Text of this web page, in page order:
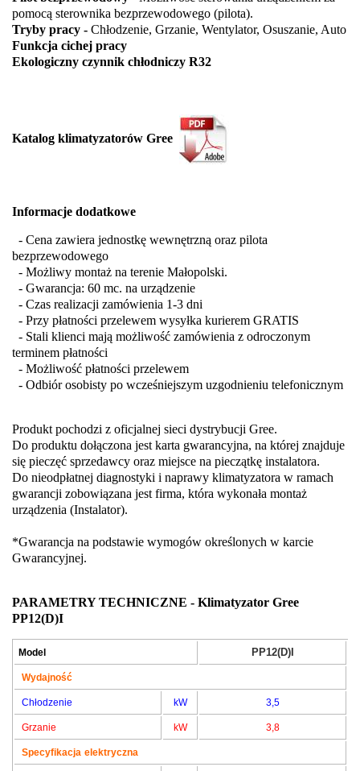
pomocą sterownika bezprzewodowego (pilota).
Tryby pracy - Chłodzenie, Grzanie, Wentylator, Osuszanie, Auto
Funkcja cichej pracy
Ekologiczny czynnik chłodniczy R32
Katalog klimatyzatorów Gree
Informacje dodatkowe
- Cena zawiera jednostkę wewnętrzną oraz pilota
bezprzewodowego
- Możliwy montaż na terenie Małopolski.
- Gwarancja: 60 mc. na urządzenie
- Czas realizacji zamówienia 1-3 dni
- Przy płatności przelewem wysyłka kurierem GRATIS
- Stali klienci mają możliwość zamówienia z odroczonym
terminem płatności
- Możliwość płatności przelewem
- Odbiór osobisty po wcześniejszym uzgodnieniu telefonicznym
Produkt pochodzi z oficjalnej sieci dystrybucji Gree.
Do produktu dołączona jest karta gwarancyjna, na której znajduje
się pieczęć sprzedawcy oraz miejsce na pieczątkę instalatora.
Do nieodpłatnej diagnostyki i naprawy klimatyzatora w ramach
gwarancji zobowiązana jest firma, która wykonała montaż
urządzenia (Instalator).
*Gwarancja na podstawie wymogów określonych w karcie
Gwarancyjnej.
PARAMETRY TECHNICZNE - Klimatyzator Gree
PP12(D)I
Model PP12(D)I
Wydajność
Chłodzenie kW 3,5
Grzanie kW 3,8
Specyfikacja elektryczna